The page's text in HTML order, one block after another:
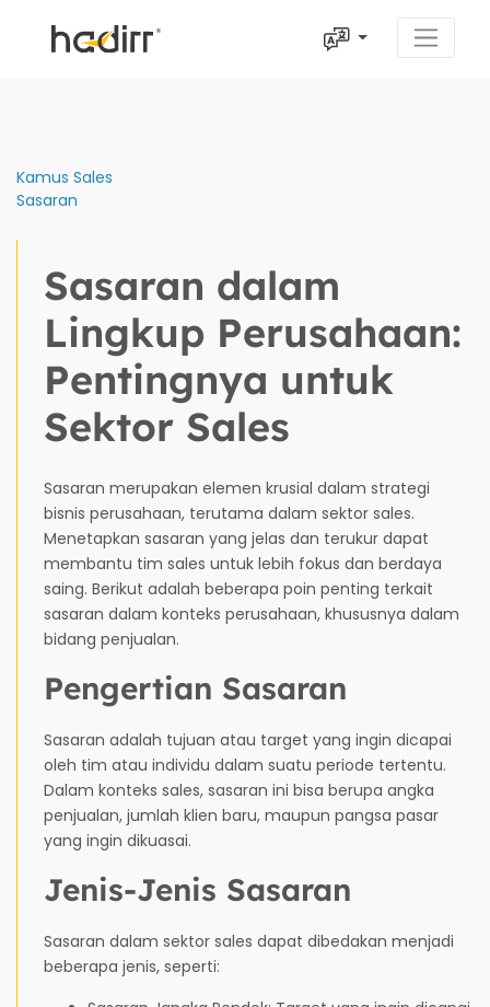
Kamus Sales
Sasaran
Sasaran dalam
Lingkup Perusahaan:
Pentingnya untuk
Sektor Sales
Sasaran merupakan elemen krusial dalam strategi
bisnis perusahaan, terutama dalam sektor sales.
Menetapkan sasaran yang jelas dan terukur dapat
membantu tim sales untuk lebih fokus dan berdaya
saing. Berikut adalah beberapa poin penting terkait
sasaran dalam konteks perusahaan, khususnya dalam
bidang penjualan.
Pengertian Sasaran
Sasaran adalah tujuan atau target yang ingin dicapai
oleh tim atau individu dalam suatu periode tertentu.
Dalam konteks sales, sasaran ini bisa berupa angka
penjualan, jumlah klien baru, maupun pangsa pasar
yang ingin dikuasai.
Jenis-Jenis Sasaran
Sasaran dalam sektor sales dapat dibedakan menjadi
beberapa jenis, seperti: